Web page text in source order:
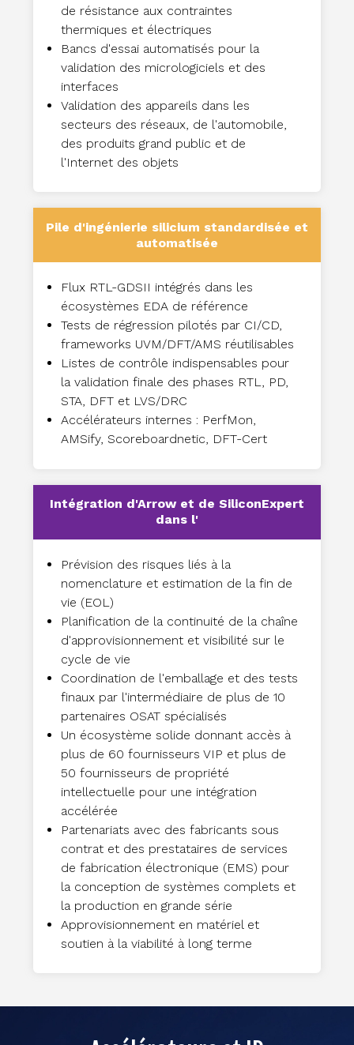
de résistance aux contraintes
thermiques et électriques
Bancs d'essai automatisés pour la
validation des micrologiciels et des
interfaces
Validation des appareils dans les
secteurs des réseaux, de l'automobile,
des produits grand public et de
l'Internet des objets
Pile d'ingénierie silicium standardisée et
automatisée
Flux RTL-GDSII intégrés dans les
écosystèmes EDA de référence
Tests de régression pilotés par CI/CD,
frameworks UVM/DFT/AMS réutilisables
Listes de contrôle indispensables pour
la validation finale des phases RTL, PD,
STA, DFT et LVS/DRC
Accélérateurs internes : PerfMon,
AMSify, Scoreboardnetic, DFT-Cert
Intégration d'Arrow et de SiliconExpert
dans l'
Prévision des risques liés à la
nomenclature et estimation de la fin de
vie (EOL)
Planification de la continuité de la chaîne
d'approvisionnement et visibilité sur le
cycle de vie
Coordination de l'emballage et des tests
finaux par l'intermédiaire de plus de 10
partenaires OSAT spécialisés
Un écosystème solide donnant accès à
plus de 60 fournisseurs VIP et plus de
50 fournisseurs de propriété
intellectuelle pour une intégration
accélérée
Partenariats avec des fabricants sous
contrat et des prestataires de services
de fabrication électronique (EMS) pour
la conception de systèmes complets et
la production en grande série
Approvisionnement en matériel et
soutien à la viabilité à long terme